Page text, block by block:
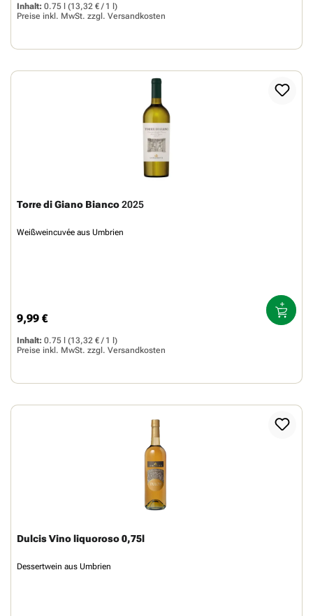
Inhalt: 0.75 l
(13,32 € / 1 l)
Preise inkl. MwSt. zzgl. Versandkosten
Torre di Giano Bianco2025
Weißweincuvée aus Umbrien
Regulärer Preis:
9,99 €
Inhalt: 0.75 l
(13,32 € / 1 l)
Preise inkl. MwSt. zzgl. Versandkosten
Dulcis Vino liquoroso 0,75l
Dessertwein aus Umbrien